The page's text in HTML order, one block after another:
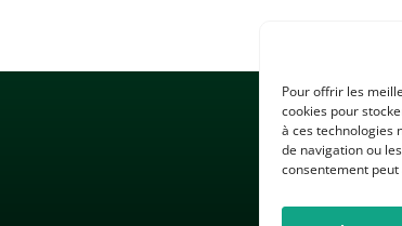
Pour offrir les
cookies pour
à ces technologies
de navigation ou
consentement